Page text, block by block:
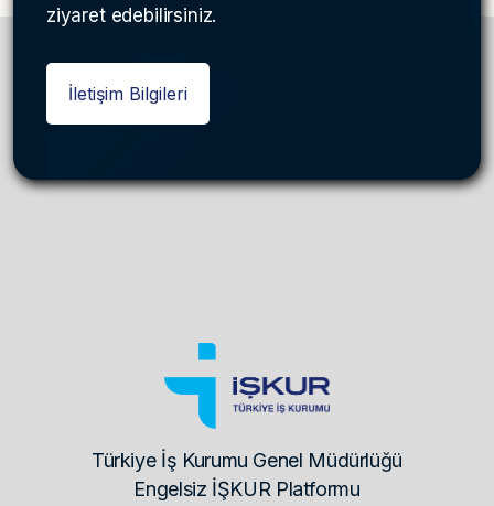
ziyaret edebilirsiniz.
İletişim Bilgileri
Türkiye İş Kurumu Genel Müdürlüğü
Engelsiz İŞKUR Platformu